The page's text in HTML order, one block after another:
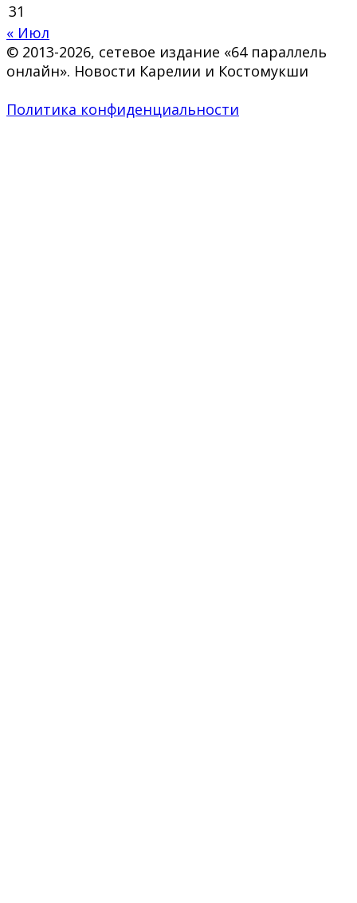
31
« Июл
© 2013-2026, сетевое издание «64 параллель
онлайн». Новости Карелии и Костомукши
Политика конфиденциальности